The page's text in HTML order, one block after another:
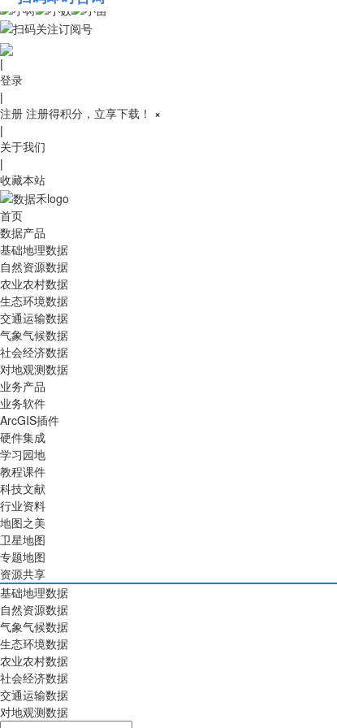
010-53689091
|
登录
|
注册 注册得积分，立享下载！ ×
|
关于我们
|
收藏本站
首页
数据产品
基础地理数据
自然资源数据
农业农村数据
生态环境数据
交通运输数据
气象气候数据
社会经济数据
对地观测数据
业务产品
业务软件
ArcGIS插件
硬件集成
学习园地
教程课件
科技文献
行业资料
地图之美
卫星地图
专题地图
资源共享
基础地理数据
自然资源数据
气象气候数据
生态环境数据
农业农村数据
社会经济数据
交通运输数据
对地观测数据